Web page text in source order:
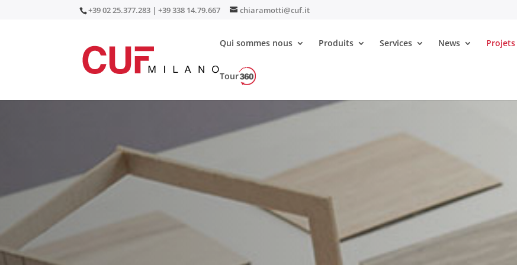
+39 02 25.377.283 | +39 338 14.79.667 chiaramotti@cuf.it
Qui sommes nous Produits Services News Projets
Tour